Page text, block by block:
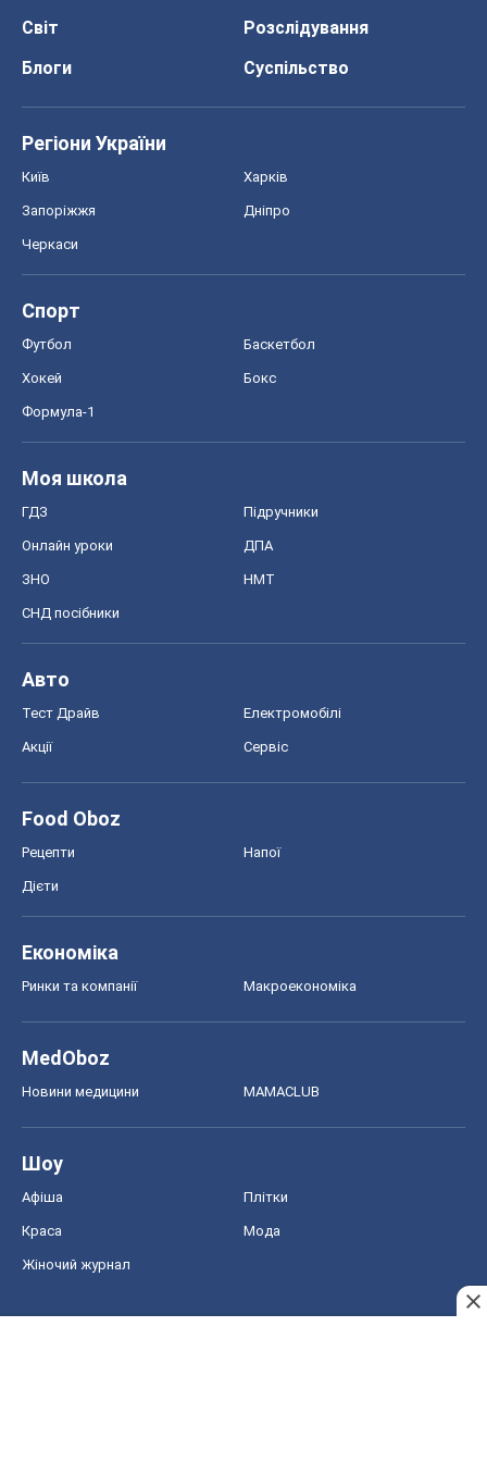
Світ
Розслідування
Блоги
Суспільство
Регіони України
Київ Харків
Запоріжжя Дніпро
Черкаси
Спорт
Футбол Баскетбол
Хокей Бокс
Формула-1
Моя школа
ГДЗ Підручники
Онлайн уроки ДПА
ЗНО НМТ
СНД посібники
Авто
Тест Драйв Електромобілі
Акції Сервіс
Food Oboz
Рецепти Напої
Дієти
Економіка
Ринки та компанії Макроекономіка
MedOboz
Новини медицини MAMACLUB
Шоу
Афіша Плітки
Краса Мода
Жіночий журнал